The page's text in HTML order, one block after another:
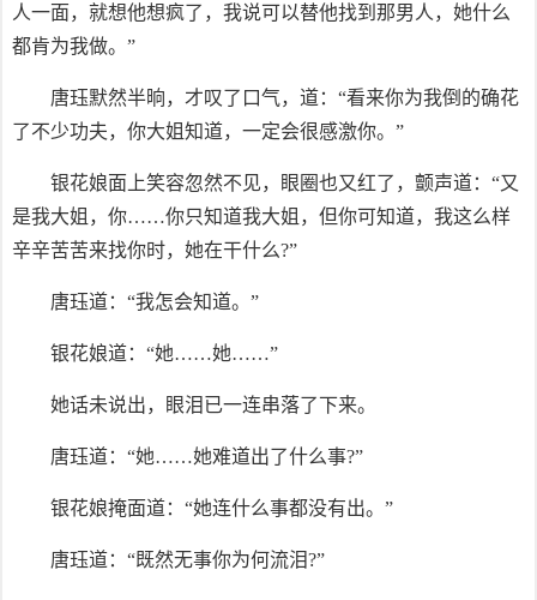
人一面，就想他想疯了，我说可以替他找到那男人，她什么
都肯为我做。”
唐珏默然半晌，才叹了口气，道：“看来你为我倒的确花
了不少功夫，你大姐知道，一定会很感激你。”
银花娘面上笑容忽然不见，眼圈也又红了，颤声道：“又
是我大姐，你……你只知道我大姐，但你可知道，我这么样
辛辛苦苦来找你时，她在干什么?”
唐珏道：“我怎会知道。”
银花娘道：“她……她……”
她话未说出，眼泪已一连串落了下来。
唐珏道：“她……她难道出了什么事?”
银花娘掩面道：“她连什么事都没有出。”
唐珏道：“既然无事你为何流泪?”